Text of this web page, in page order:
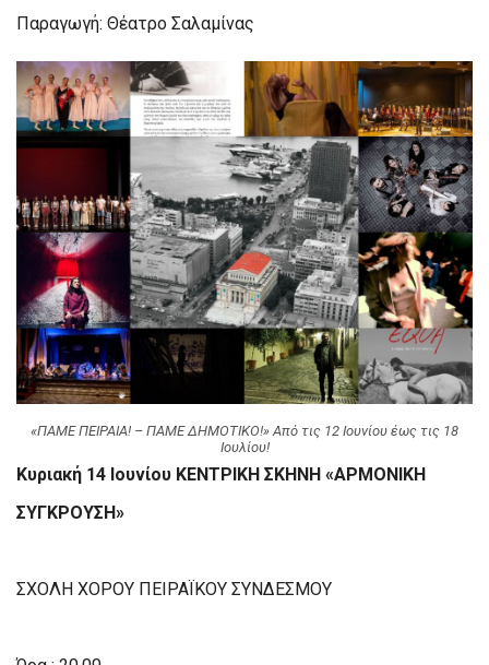
Παραγωγή: Θέατρο Σαλαμίνας
«ΠΑΜΕ ΠΕΙΡΑΙΑ! – ΠΑΜΕ ΔΗΜΟΤΙΚΟ!» Από τις 12 Ιουνίου έως τις 18
Ιουλίου!
Κυριακή 14 Ιουνίου ΚΕΝΤΡΙΚΗ ΣΚΗΝΗ «ΑΡΜΟΝΙΚΗ
ΣΥΓΚΡΟΥΣΗ»
ΣΧΟΛΗ ΧΟΡΟΥ ΠΕΙΡΑΪΚΟΥ ΣΥΝΔΕΣΜΟΥ